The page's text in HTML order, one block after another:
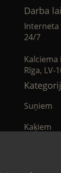
Darba
Interneta
24/7
Kalciema
Rīga, LV-
Suņiem
Kaķiem